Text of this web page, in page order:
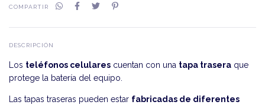
COMPARTIR
DESCRIPCIÓN
Los teléfonos celulares cuentan con una tapa trasera que
protege la batería del equipo.
Las tapas traseras pueden estar fabricadas de diferentes